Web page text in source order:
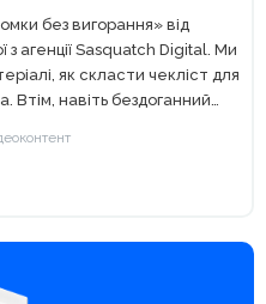
без вигорання» від
агенції Sasquatch Digital. Ми
як скласти чекліст для